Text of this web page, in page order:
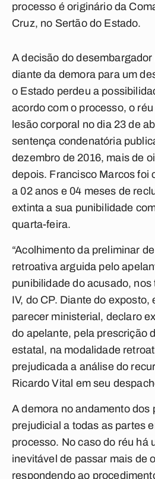
processo é originário da
Cruz, no Sertão do Estado.
A decisão do
diante da demora para um
o Estado perdeu a
acordo com o processo, o
lesão corporal no dia 23 de
sentença condenatória
dezembro de 2016, mais de
depois. Francisco Marcos foi
a 02 anos e 04 meses de
extinta a sua punibilidade
quarta-feira.
“Acolhimento da preliminar
retroativa arguida pelo
punibilidade do acusado, nos
IV, do CP. Diante do exposto,
parecer ministerial, declaro
do apelante, pela prescrição
estatal, na modalidade
prejudicada a análise do
Ricardo Vital em seu
A demora no andamento dos
prejudicial a todas as partes
processo. No caso do réu há
inevitável de passar mais de
respondendo ao